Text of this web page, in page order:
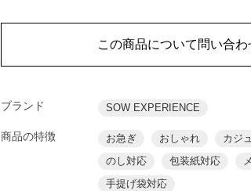
この商品について問い合わ
ブランド SOW EXPERIENCE
商品の特徴 お急ぎ おしゃれ カジ
のし対応
包装紙対応
手提げ袋対応